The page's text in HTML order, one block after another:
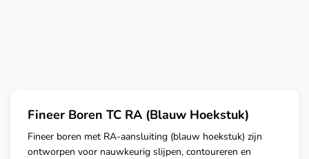
Fineer Boren TC RA (Blauw Hoekstuk)
Fineer boren met RA-aansluiting (blauw hoekstuk) zijn
ontworpen voor nauwkeurig slijpen, contoureren en